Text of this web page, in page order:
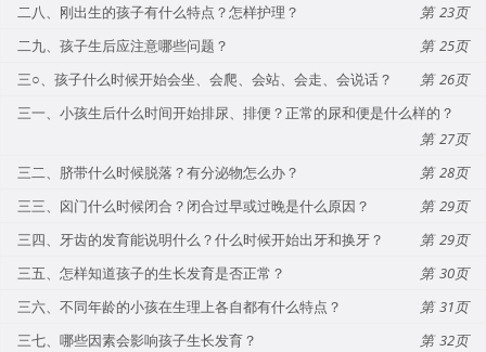
二八、刚出生的孩子有什么特点？怎样护理？
23
二九、孩子生后应注意哪些问题？
25
三○、孩子什么时候开始会坐、会爬、会站、会走、会说话？
26
三一、小孩生后什么时间开始排尿、排便？正常的尿和便是什么样的？
27
三二、脐带什么时候脱落？有分泌物怎么办？
28
三三、囟门什么时候闭合？闭合过早或过晚是什么原因？
29
三四、牙齿的发育能说明什么？什么时候开始出牙和换牙？
29
三五、怎样知道孩子的生长发育是否正常？
30
三六、不同年龄的小孩在生理上各自都有什么特点？
31
三七、哪些因素会影响孩子生长发育？
32